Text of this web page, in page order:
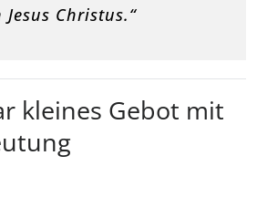
Christus.“
kleines Gebot mit